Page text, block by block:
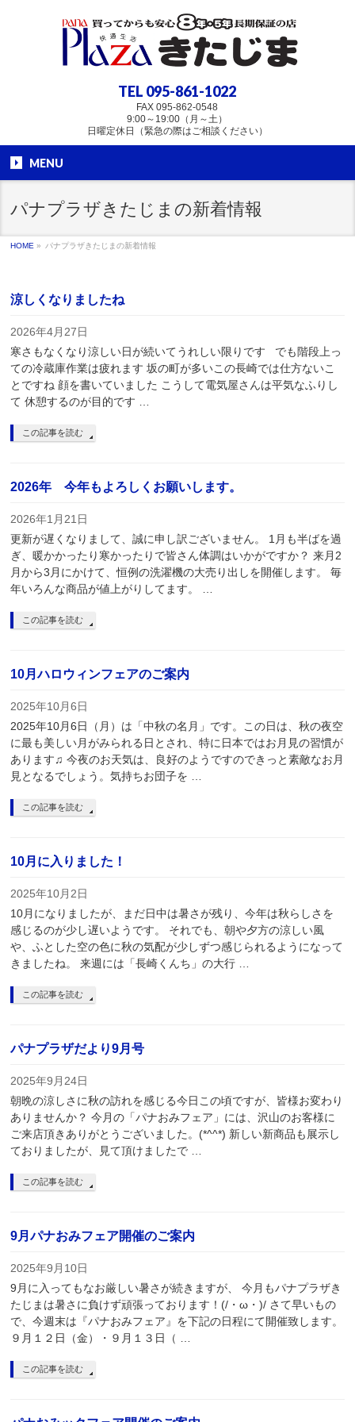
TEL 095-861-1022
FAX 095-862-0548
9:00～19:00（月～土）
日曜定休日（緊急の際はご相談ください）
MENU
パナプラザきたじまの新着情報
HOME » パナプラザきたじまの新着情報
涼しくなりましたね
2026年4月27日
寒さもなくなり涼しい日が続いてうれしい限りです でも階段上っ
ての冷蔵庫作業は疲れます 坂の町が多いこの長崎では仕方ないこ
とですね 顔を書いていました こうして電気屋さんは平気なふりし
て 休憩するのが目的です …
この記事を読む
2026年 今年もよろしくお願いします。
2026年1月21日
更新が遅くなりまして、誠に申し訳ございません。 1月も半ばを過
ぎ、暖かかったり寒かったりで皆さん体調はいかがですか？ 来月2
月から3月にかけて、恒例の洗濯機の大売り出しを開催します。 毎
年いろんな商品が値上がりしてます。 …
この記事を読む
10月ハロウィンフェアのご案内
2025年10月6日
2025年10月6日（月）は「中秋の名月」です。この日は、秋の夜空
に最も美しい月がみられる日とされ、特に日本ではお月見の習慣が
あります♫ 今夜のお天気は、良好のようですのできっと素敵なお月
見となるでしょう。気持ちお団子を …
この記事を読む
10月に入りました！
2025年10月2日
10月になりましたが、まだ日中は暑さが残り、今年は秋らしさを
感じるのが少し遅いようです。 それでも、朝や夕方の涼しい風
や、ふとした空の色に秋の気配が少しずつ感じられるようになって
きましたね。 来週には「長崎くんち」の大行 …
この記事を読む
パナプラザだより9月号
2025年9月24日
朝晩の涼しさに秋の訪れを感じる今日この頃ですが、皆様お変わり
ありませんか？ 今月の「パナおみフェア」には、沢山のお客様に
ご来店頂きありがとうございました。(*^^*) 新しい新商品も展示し
ておりましたが、見て頂けましたで …
この記事を読む
9月パナおみフェア開催のご案内
2025年9月10日
9月に入ってもなお厳しい暑さが続きますが、 今月もパナプラザき
たじまは暑さに負けず頑張っております！(/・ω・)/ さて早いもの
で、今週末は『パナおみフェア』を下記の日程にて開催致します。
９月１２日（金）・９月１３日（ …
この記事を読む